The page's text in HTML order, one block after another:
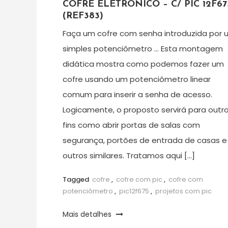
COFRE ELETRÔNICO – C/ PIC
(REF383)
Faça um cofre com senha introduzida por
simples potenciômetro … Esta montagem
didática mostra como podemos fazer um
cofre usando um potenciômetro linear
comum para inserir a senha de acesso.
Logicamente, o proposto servirá para
fins como abrir portas de salas com
segurança, portões de entrada de casas e
outros similares. Tratamos aqui […]
Tagged cofre , cofre com pic , cofre com
potenciômetro , pic12f675 , projetos com pic
Mais detalhes